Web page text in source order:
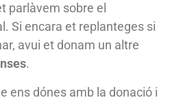
parlàvem sobre el
Si encara et replanteges si
avui et donam un altre
.
ens dónes amb la donació i